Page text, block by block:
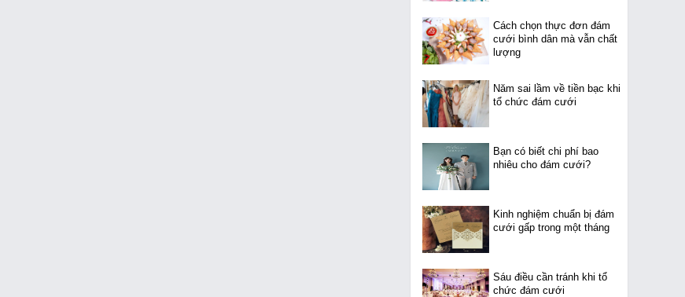
Cách chọn thực đơn đám
cưới bình dân mà vẫn chất
lượng
Năm sai lầm về tiền bạc khi
tổ chức đám cưới
Bạn có biết chi phí bao
nhiêu cho đám cưới?
Kinh nghiệm chuẩn bị đám
cưới gấp trong một tháng
Sáu điều cần tránh khi tổ
chức đám cưới